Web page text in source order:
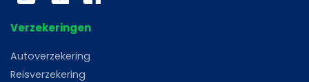
Verzekeringen
Autoverzekering
Reisverzekering